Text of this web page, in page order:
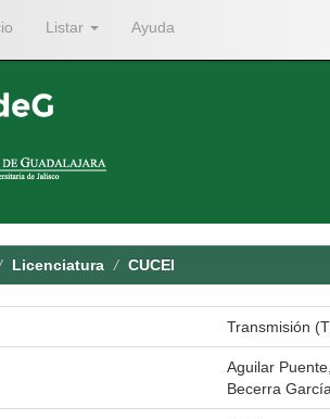
Listar Ayuda
Licenciatura CUCEI
Transmisión
Aguilar
Becerra